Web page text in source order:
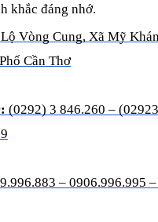
khắc đáng nhớ.
Vòng Cung, Xã Mỹ
Cần Thơ
(0292) 3 846.260 –
– 0906.996.995